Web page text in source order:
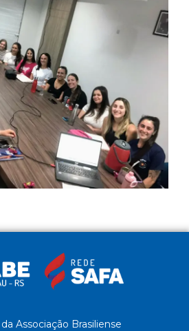
Associação Brasiliense